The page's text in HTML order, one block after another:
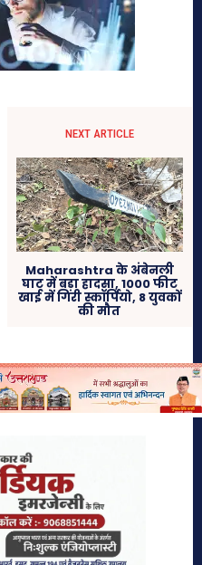
NEXT ARTICLE
Maharashtra के अंबेनली
घाट में बड़ा हादसा, 1000 फीट
खाई में गिरी स्कॉर्पियो, 8 युवकों
की मौत